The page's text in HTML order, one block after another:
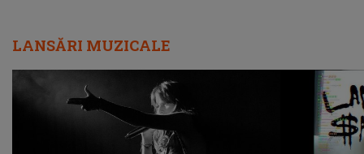
LANSĂRI MUZICALE